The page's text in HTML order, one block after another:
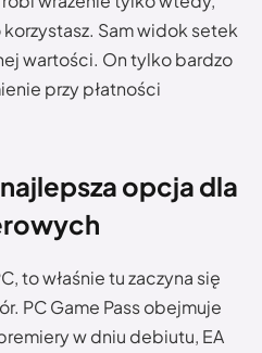
Sam widok setek
wartości. On tylko bardzo
przy płatności
opcja dla
to właśnie tu zaczyna się
PC Game Pass obejmuje
w dniu debiutu, EA